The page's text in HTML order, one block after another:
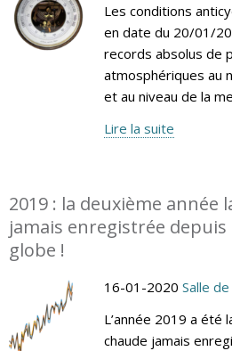
Les conditions
en date du 20/01/
records absolus de
atmosphériques au
et au niveau de la
Lire la suite
2019 : la deuxième année
jamais enregistrée depuis
globe !
16-01-2020 Salle
L’année 2019 a été
chaude jamais